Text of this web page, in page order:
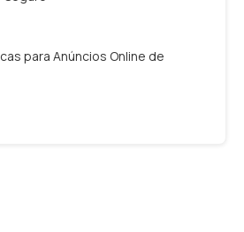
para Anúncios Online de